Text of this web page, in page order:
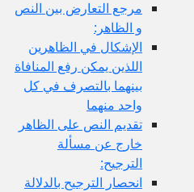
مرجع التعارض بين النص
و الظاهر:
الإشكال في الظاهرين
اللذين يمكن رفع المنافاة
بينهما بالتصرف في كل
واحد منهما
تقديم النص على الظاهر
خارج عن مسألة
الترجيح:
انحصار الترجيح بالدلالة